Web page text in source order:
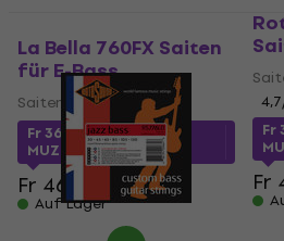
La Bella 760FX Saiten
für E-Bass
Saiten für E-Bass
Fr 36.13mit dem Code
MUZMUZ-20
Fr 46.90
Auf Lager
4,7
Fr
Fr